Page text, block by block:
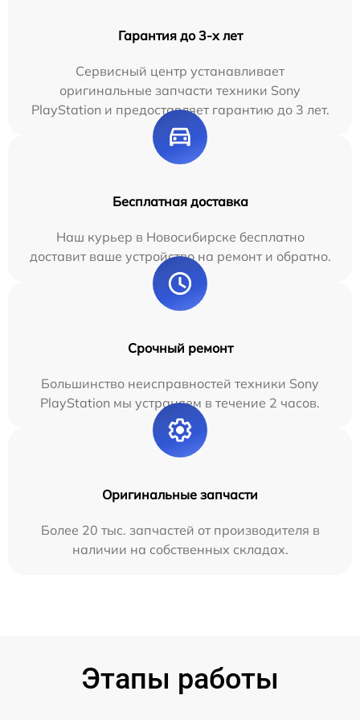
Гарантия до 3-х лет
Сервисный центр устанавливает
оригинальные запчасти техники Sony
PlayStation и предоставляет гарантию до 3 лет.
Бесплатная доставка
Наш курьер в Новосибирске бесплатно
доставит ваше устройство на ремонт и обратно.
Срочный ремонт
Большинство неисправностей техники Sony
PlayStation мы устраняем в течение 2 часов.
Оригинальные запчасти
Более 20 тыс. запчастей от производителя в
наличии на собственных складах.
Этапы работы